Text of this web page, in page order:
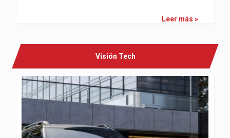
Leer más »
Visión Tech